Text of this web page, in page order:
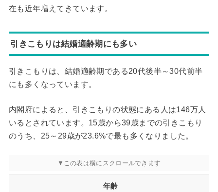
在も近年増えてきています。
引きこもりは結婚適齢期にも多い
引きこもりは、結婚適齢期である20代後半～30代前半
にも多くなっています。
内閣府によると、引きこもりの状態にある人は146万人
いるとされています。15歳から39歳までの引きこもり
のうち、25～29歳が23.6%で最も多くなりました。
年齢